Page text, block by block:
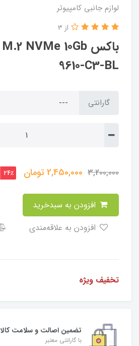
لوازم جانبی کامپیوتر
9610-C3-BL
از 3
گارانتی
3,200,000
2,450,000تومان 24٪
تخفیف ویژه
تضمین اصالت و سلامت کالا
با گارانتی معتبر